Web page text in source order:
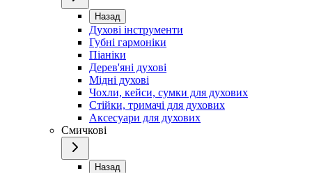
Назад
Духові інструменти
Губні гармоніки
Піаніки
Дерев'яні духові
Мідні духові
Чохли, кейси, сумки для духових
Стійки, тримачі для духових
Аксесуари для духових
Смичкові
Назад